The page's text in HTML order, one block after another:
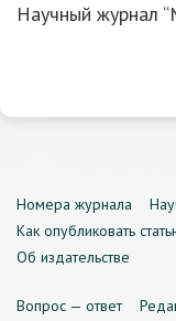
Научный журнал
Номера журнала
Как опубликовать
Об издательстве
Вопрос — ответ